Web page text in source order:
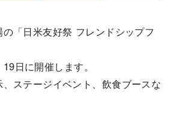
「日米友好祭 フレンドシップフ
日に開催します。
ステージイベント、飲食ブースな